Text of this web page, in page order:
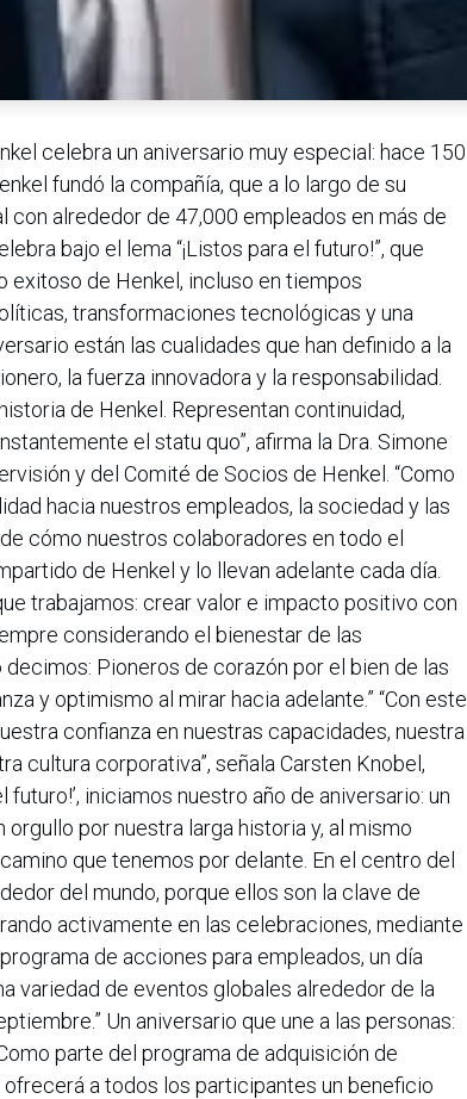
celebra un aniversario muy especial: hace 150
fundó la compañía, que a lo largo de su
con alrededor de 47,000 empleados en más de
bajo el lema “¡Listos para el futuro!”, que
exitoso de Henkel, incluso en tiempos
transformaciones tecnológicas y una
están las cualidades que han definido a la
la fuerza innovadora y la responsabilidad.
de Henkel. Representan continuidad,
el statu quo”, afirma la Dra. Simone
y del Comité de Socios de Henkel. “Como
hacia nuestros empleados, la sociedad y las
cómo nuestros colaboradores en todo el
de Henkel y lo llevan adelante cada día.
trabajamos: crear valor e impacto positivo con
considerando el bienestar de las
Pioneros de corazón por el bien de las
y optimismo al mirar hacia adelante.” “Con este
confianza en nuestras capacidades, nuestra
cultura corporativa”, señala Carsten Knobel,
futuro!’, iniciamos nuestro año de aniversario: un
por nuestra larga historia y, al mismo
que tenemos por delante. En el centro del
del mundo, porque ellos son la clave de
activamente en las celebraciones, mediante
de acciones para empleados, un día
variedad de eventos globales alrededor de la
Un aniversario que une a las personas:
parte del programa de adquisición de
a todos los participantes un beneficio